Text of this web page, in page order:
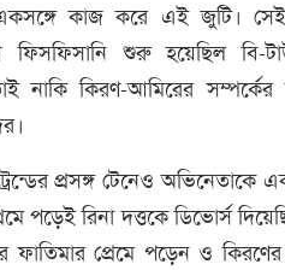
কাজ করে এই জুটি।
ফিসফিসানি শুরু হয়েছিল বি-
নাকি কিরণ-আমিরের সম্পর্কের
প্রসঙ্গ টেনেও অভিনেতাকে
পড়েই রিনা দত্তকে ডিভোর্স
প্রেমে পড়েন ও কিরণের